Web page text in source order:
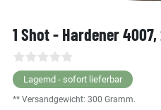
1 Shot - Hardener
Lagernd - sofort lieferbar
** Versandgewicht: 300 Gramm.